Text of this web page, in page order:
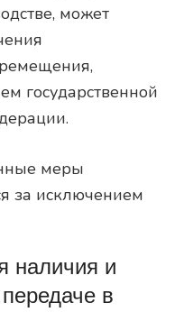
может
государственной
меры
за исключением
наличия и
в